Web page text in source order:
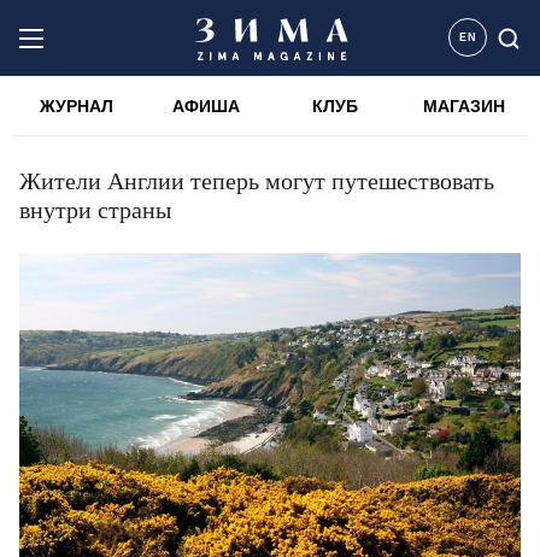
EN
ЖУРНАЛ АФИША КЛУБ МАГАЗИН
Жители Англии теперь могут путешествовать
внутри страны